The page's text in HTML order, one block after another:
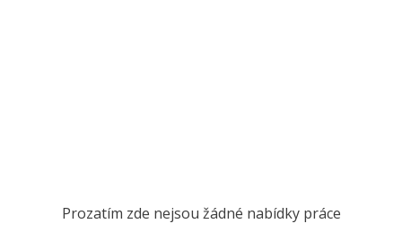
Prozatím zde nejsou žádné nabídky práce